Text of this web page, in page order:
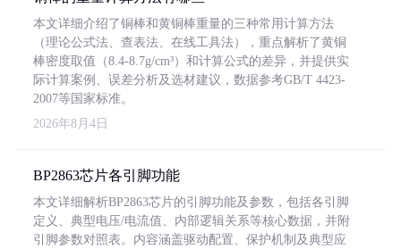
本文详细介绍了铜棒和黄铜棒重量的三种常用计算方法
（理论公式法、查表法、在线工具法），重点解析了黄铜
棒密度取值（8.4-8.7g/cm³）和计算公式的差异，并提供实
际计算案例、误差分析及选材建议，数据参考GB/T 4423-
2007等国家标准。
2026年8月4日
BP2863芯片各引脚功能
本文详细解析BP2863芯片的引脚功能及参数，包括各引脚
定义、典型电压/电流值、内部逻辑关系等核心数据，并附
引脚参数对照表。内容涵盖驱动配置、保护机制及典型应